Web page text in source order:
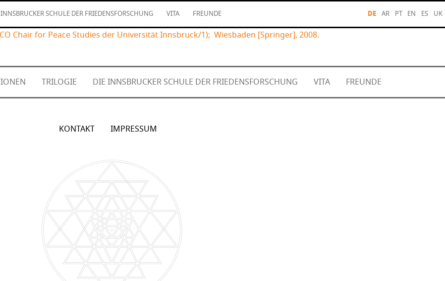
SCHULE DER FRIEDENSFORSCHUNG VITA FREUNDE DE AR PT EN ES UK
Chair for Peace Studies der Universität Innsbruck/1); Wiesbaden [Springer], 2008.
TRILOGIE DIE INNSBRUCKER SCHULE DER FRIEDENSFORSCHUNG VITA FREUNDE
KONTAKT IMPRESSUM